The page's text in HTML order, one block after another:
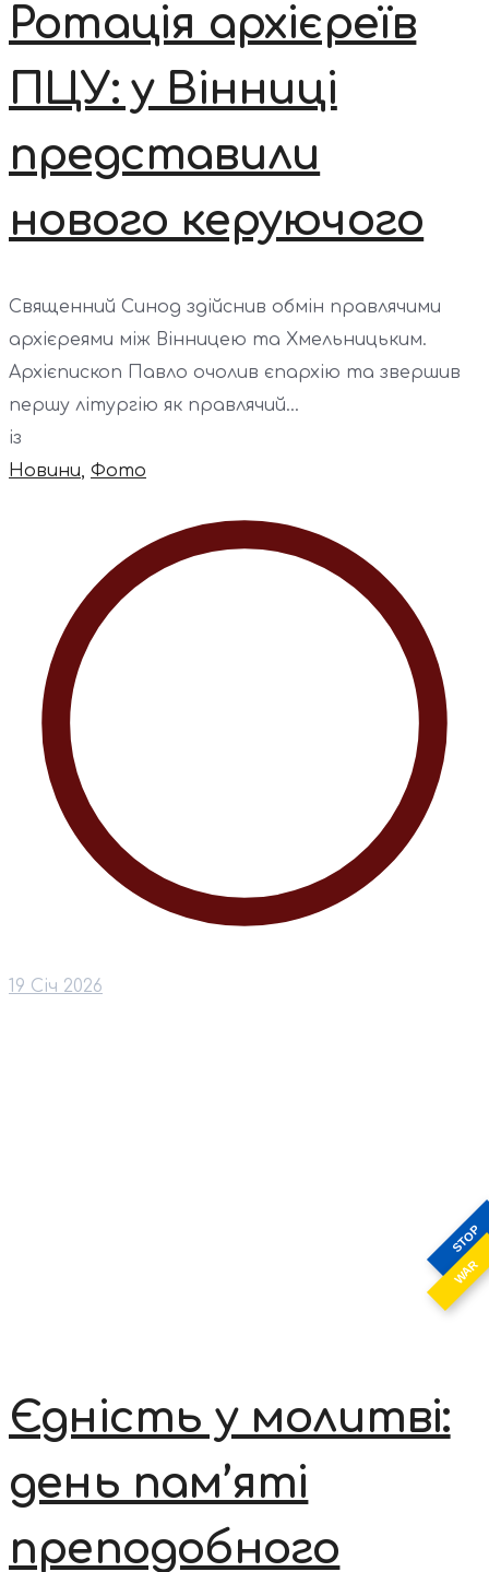
STOP
WAR
Ротація архієреїв
ПЦУ: у Вінниці
представили
нового керуючого
Священний Синод здійснив обмін правлячими
архієреями між Вінницею та Хмельницьким.
Архієпископ Павло очолив єпархію та звершив
першу літургію як правлячий...
із
Новини, Фото
19 Січ 2026
Єдність у молитві:
день пам’яті
преподобного